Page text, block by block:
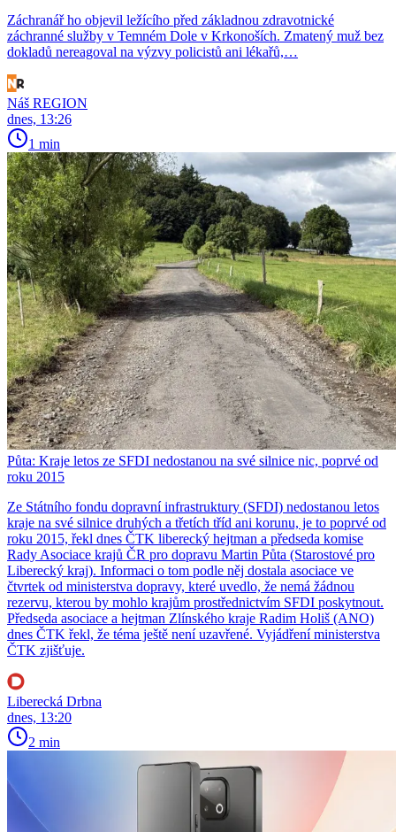
Záchranář ho objevil ležícího před základnou zdravotnické
záchranné služby v Temném Dole v Krkonoších. Zmatený muž bez
dokladů nereagoval na výzvy policistů ani lékařů,…
Náš REGION
dnes, 13:26
1 min
Půta: Kraje letos ze SFDI nedostanou na své silnice nic, poprvé od
roku 2015
Ze Státního fondu dopravní infrastruktury (SFDI) nedostanou letos
kraje na své silnice druhých a třetích tříd ani korunu, je to poprvé od
roku 2015, řekl dnes ČTK liberecký hejtman a předseda komise
Rady Asociace krajů ČR pro dopravu Martin Půta (Starostové pro
Liberecký kraj). Informaci o tom podle něj dostala asociace ve
čtvrtek od ministerstva dopravy, které uvedlo, že nemá žádnou
rezervu, kterou by mohlo krajům prostřednictvím SFDI poskytnout.
Předseda asociace a hejtman Zlínského kraje Radim Holiš (ANO)
dnes ČTK řekl, že téma ještě není uzavřené. Vyjádření ministerstva
ČTK zjišťuje.
Liberecká Drbna
dnes, 13:20
2 min